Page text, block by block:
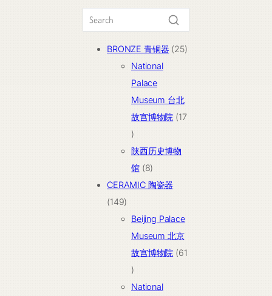
BRONZE 青铜器 2525
品
National
Palace
Museum 台北
故宫博物院 17
17
个
产
品
陕西历史博物
馆 88
个
品
CERAMIC 陶瓷器
149149
个
产
品
Beijing Palace
Museum 北京
故宫博物院
61
61
个
National